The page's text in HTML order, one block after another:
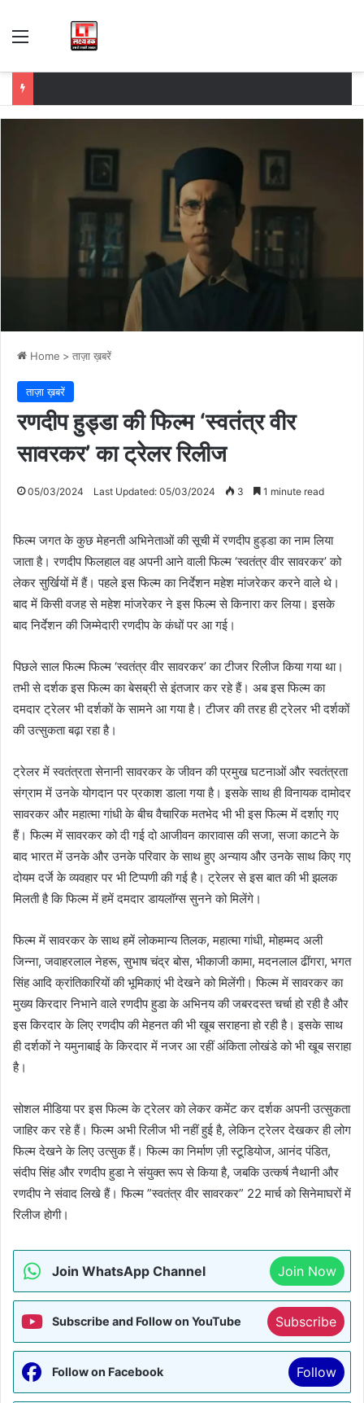
Menu
Home > ताज़ा ख़बरें
ताज़ा ख़बरें
रणदीप हुड्डा की फिल्म ‘स्वतंत्र वीर
सावरकर’ का ट्रेलर रिलीज
05/03/2024 Last Updated: 05/03/2024 3 1 minute read
फिल्म जगत के कुछ मेहनती अभिनेताओं की सूची में रणदीप हुड्डा का नाम लिया
जाता है। रणदीप फिलहाल वह अपनी आने वाली फिल्म ‘स्वतंत्र वीर सावरकर’ को
लेकर सुर्खियों में हैं। पहले इस फिल्म का निर्देशन महेश मांजरेकर करने वाले थे।
बाद में किसी वजह से महेश मांजरेकर ने इस फिल्म से किनारा कर लिया। इसके
बाद निर्देशन की जिम्मेदारी रणदीप के कंधों पर आ गई।
पिछले साल फिल्म फिल्म ‘स्वतंत्र वीर सावरकर’ का टीजर रिलीज किया गया था।
तभी से दर्शक इस फिल्म का बेसब्री से इंतजार कर रहे हैं। अब इस फिल्म का
दमदार ट्रेलर भी दर्शकों के सामने आ गया है। टीजर की तरह ही ट्रेलर भी दर्शकों
की उत्सुकता बढ़ा रहा है।
ट्रेलर में स्वतंत्रता सेनानी सावरकर के जीवन की प्रमुख घटनाओं और स्वतंत्रता
संग्राम में उनके योगदान पर प्रकाश डाला गया है। इसके साथ ही विनायक दामोदर
सावरकर और महात्मा गांधी के बीच वैचारिक मतभेद भी भी इस फिल्म में दर्शाए गए
हैं। फिल्म में सावरकर को दी गई दो आजीवन कारावास की सजा, सजा काटने के
बाद भारत में उनके और उनके परिवार के साथ हुए अन्याय और उनके साथ किए गए
दोयम दर्जे के व्यवहार पर भी टिप्पणी की गई है। ट्रेलर से इस बात की भी झलक
मिलती है कि फिल्म में हमें दमदार डायलॉग्स सुनने को मिलेंगे।
फिल्म में सावरकर के साथ हमें लोकमान्य तिलक, महात्मा गांधी, मोहम्मद अली
जिन्ना, जवाहरलाल नेहरू, सुभाष चंद्र बोस, भीकाजी कामा, मदनलाल ढींगरा, भगत
सिंह आदि क्रांतिकारियों की भूमिकाएं भी देखने को मिलेंगी। फिल्म में सावरकर का
मुख्य किरदार निभाने वाले रणदीप हुडा के अभिनय की जबरदस्त चर्चा हो रही है और
इस किरदार के लिए रणदीप की मेहनत की भी खूब सराहना हो रही है। इसके साथ
ही दर्शकों ने यमुनाबाई के किरदार में नजर आ रहीं अंकिता लोखंडे को भी खूब सराहा
है।
सोशल मीडिया पर इस फिल्म के ट्रेलर को लेकर कमेंट कर दर्शक अपनी उत्सुकता
जाहिर कर रहे हैं। फिल्म अभी रिलीज भी नहीं हुई है, लेकिन ट्रेलर देखकर ही लोग
फिल्म देखने के लिए उत्सुक हैं। फिल्म का निर्माण ज़ी स्टूडियोज, आनंद पंडित,
संदीप सिंह और रणदीप हुडा ने संयुक्त रूप से किया है, जबकि उत्कर्ष नैथानी और
रणदीप ने संवाद लिखे हैं। फिल्म ”स्वतंत्र वीर सावरकर” 22 मार्च को सिनेमाघरों में
रिलीज होगी।
Join WhatsApp Channel Join Now
Subscribe and Follow on YouTube Subscribe
Follow on Facebook Follow